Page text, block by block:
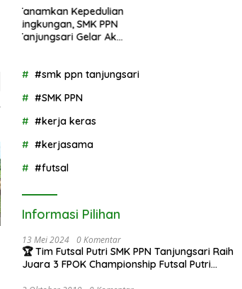
#smk ppn tanjungsari
#SMK PPN
#kerja keras
#kerjasama
#futsal
Informasi Pilihan
13 Mei 2024 0 Komentar
🏆 Tim Futsal Putri SMK PPN Tanjungsari Raih
Juara 3 FPOK Championship Futsal Putri